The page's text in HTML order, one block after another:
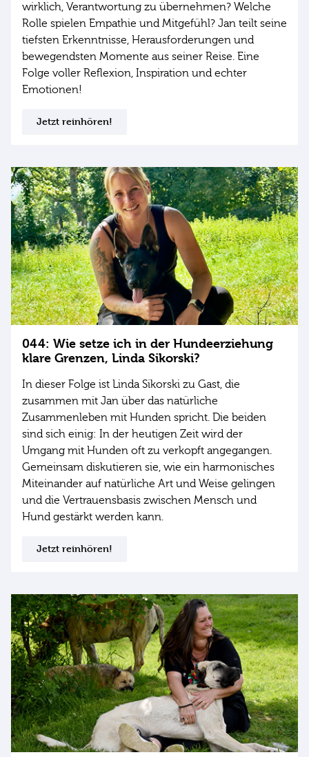
wirklich, Verantwortung zu übernehmen? Welche
Rolle spielen Empathie und Mitgefühl? Jan teilt seine
tiefsten Erkenntnisse, Herausforderungen und
bewegendsten Momente aus seiner Reise. Eine
Folge voller Reflexion, Inspiration und echter
Emotionen!
Jetzt reinhören!
044: Wie setze ich in der Hundeerziehung
klare Grenzen, Linda Sikorski?
In dieser Folge ist Linda Sikorski zu Gast, die
zusammen mit Jan über das natürliche
Zusammenleben mit Hunden spricht. Die beiden
sind sich einig: In der heutigen Zeit wird der
Umgang mit Hunden oft zu verkopft angegangen.
Gemeinsam diskutieren sie, wie ein harmonisches
Miteinander auf natürliche Art und Weise gelingen
und die Vertrauensbasis zwischen Mensch und
Hund gestärkt werden kann.
Jetzt reinhören!